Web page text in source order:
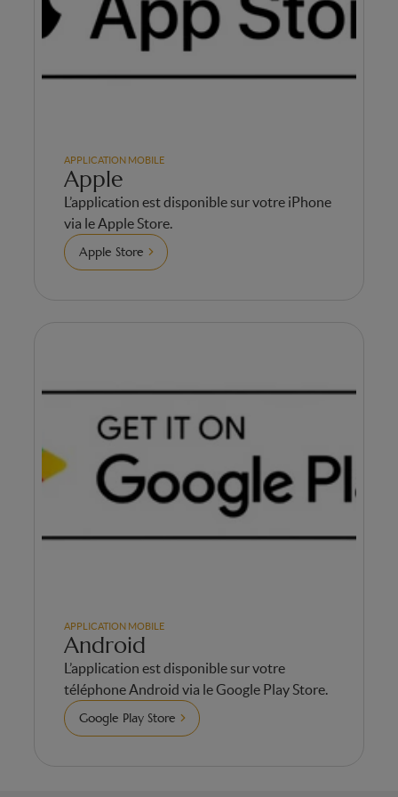
APPLICATION MOBILE
Apple
L’application est disponible sur votre iPhone
via le Apple Store.
Apple Store
APPLICATION MOBILE
Android
L’application est disponible sur votre
téléphone Android via le Google Play Store.
Google Play Store